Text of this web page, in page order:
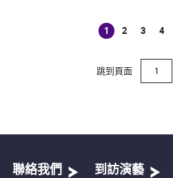
1
(current)
2 3 4
跳到頁面
聯絡我們 到訪演藝